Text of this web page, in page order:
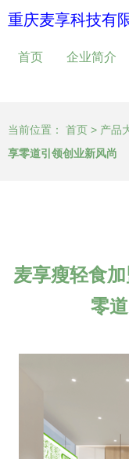
重庆麦享科技有
首页 企业简介
当前位置： 首页 > 产品
享零道引领创业新风尚
麦享瘦轻食
零